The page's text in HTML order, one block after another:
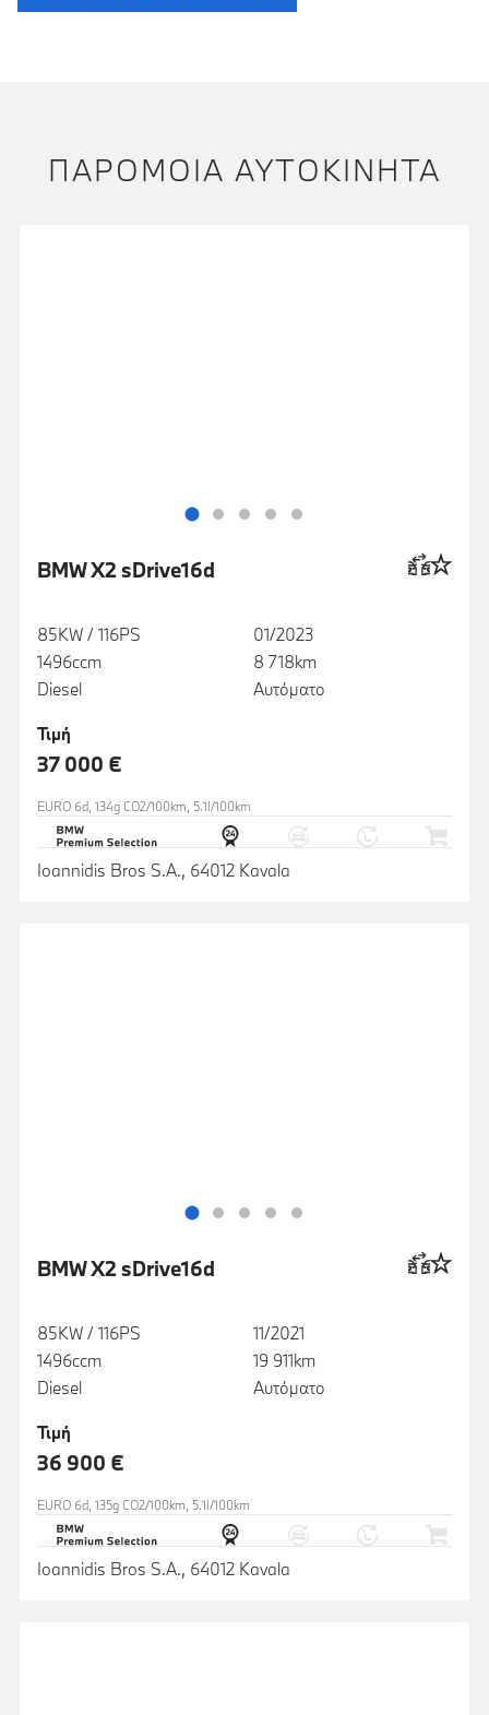
ΠΑΡΌΜΟΙΑ ΑΥΤΟΚΊΝΗΤΑ
BMW X2 sDrive16d
85KW / 116PS
1496ccm
Diesel
01/2023
8 718km
Αυτόματο
Τιμή
37 000 €
EURO 6d, 134g CO2/100km, 5.1l/100km
Ioannidis Bros S.A., 64012 Kavala
BMW X2 sDrive16d
85KW / 116PS
1496ccm
Diesel
11/2021
19 911km
Αυτόματο
Τιμή
36 900 €
EURO 6d, 135g CO2/100km, 5.1l/100km
Ioannidis Bros S.A., 64012 Kavala